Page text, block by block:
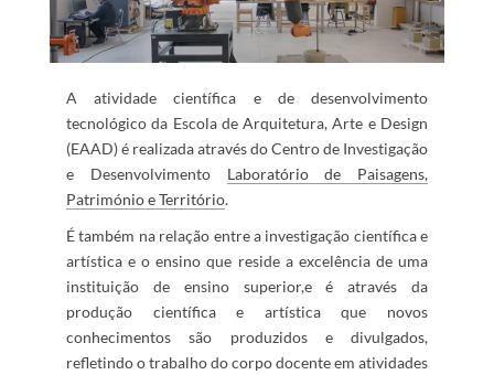
A atividade científica e de desenvolvimento
tecnológico da Escola de Arquitetura, Arte e Design
(EAAD) é realizada através do Centro de Investigação
e Desenvolvimento ​ Laboratór​io de Paisagens,
Património e Território.
​É também na relação​ ​entre a investigação científica e
artística e o ensino que reside a excelência de uma
instituição de ensino superior,e é através da
produção científica e artística que novos
conhecimentos são produzidos e divulgados,
refletindo o trabalho do corpo docente em atividades